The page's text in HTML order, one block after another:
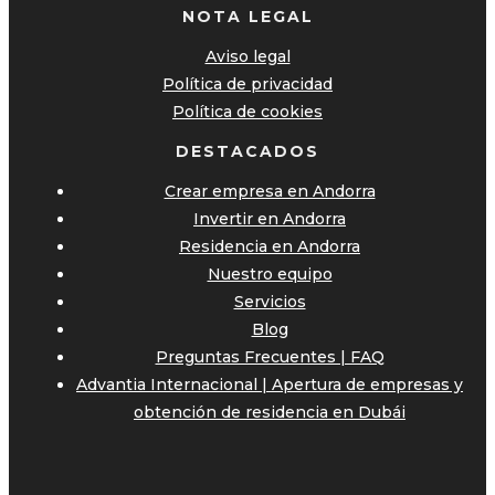
NOTA LEGAL
Aviso legal
Política de privacidad
Política de cookies
DESTACADOS
Crear empresa en Andorra
Invertir en Andorra
Residencia en Andorra
Nuestro equipo
Servicios
Blog
Preguntas Frecuentes | FAQ
Advantia Internacional | Apertura de empresas y
obtención de residencia en Dubái